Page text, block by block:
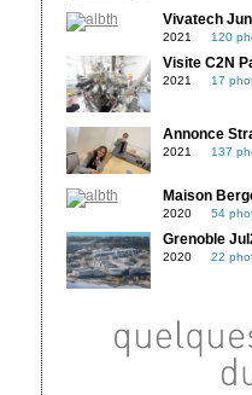
Vivatech
2021 120
Visite C2N
2021 17
Annonce
2021 137
Maison
2020 54
Grenoble
2020 22